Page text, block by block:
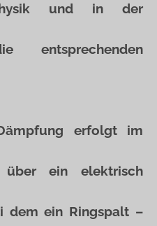
und in der
entsprechenden
erfolgt im
über ein elektrisch
dem ein Ringspalt –